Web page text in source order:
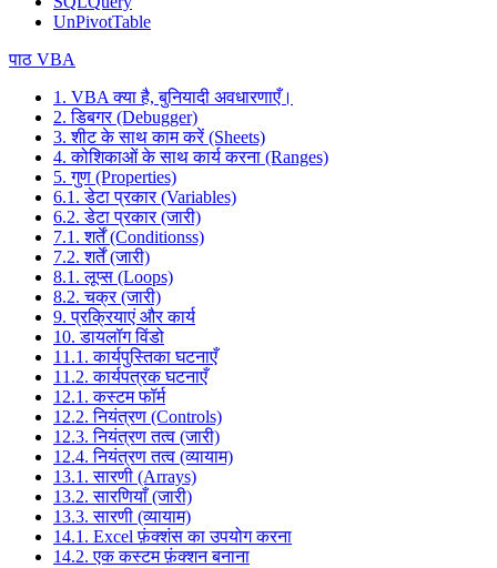
UnPivotTable
पाठ VBA
1. VBA क्या है, बुनियादी अवधारणाएँ।
2. डिबगर (Debugger)
3. शीट के साथ काम करें (Sheets)
4. कोशिकाओं के साथ कार्य करना (Ranges)
5. गुण (Properties)
6.1. डेटा प्रकार (Variables)
6.2. डेटा प्रकार (जारी)
7.1. शर्तें (Conditionss)
7.2. शर्तें (जारी)
8.1. लूप्स (Loops)
8.2. चक्र (जारी)
9. प्रक्रियाएं और कार्य
10. डायलॉग विंडो
11.1. कार्यपुस्तिका घटनाएँ
11.2. कार्यपत्रक घटनाएँ
12.1. कस्टम फॉर्म
12.2. नियंत्रण (Controls)
12.3. नियंत्रण तत्व (जारी)
12.4. नियंत्रण तत्व (व्यायाम)
13.1. सारणी (Arrays)
13.2. सारणियाँ (जारी)
13.3. सारणी (व्यायाम)
14.1. Excel फ़ंक्शंस का उपयोग करना
14.2. एक कस्टम फ़ंक्शन बनाना